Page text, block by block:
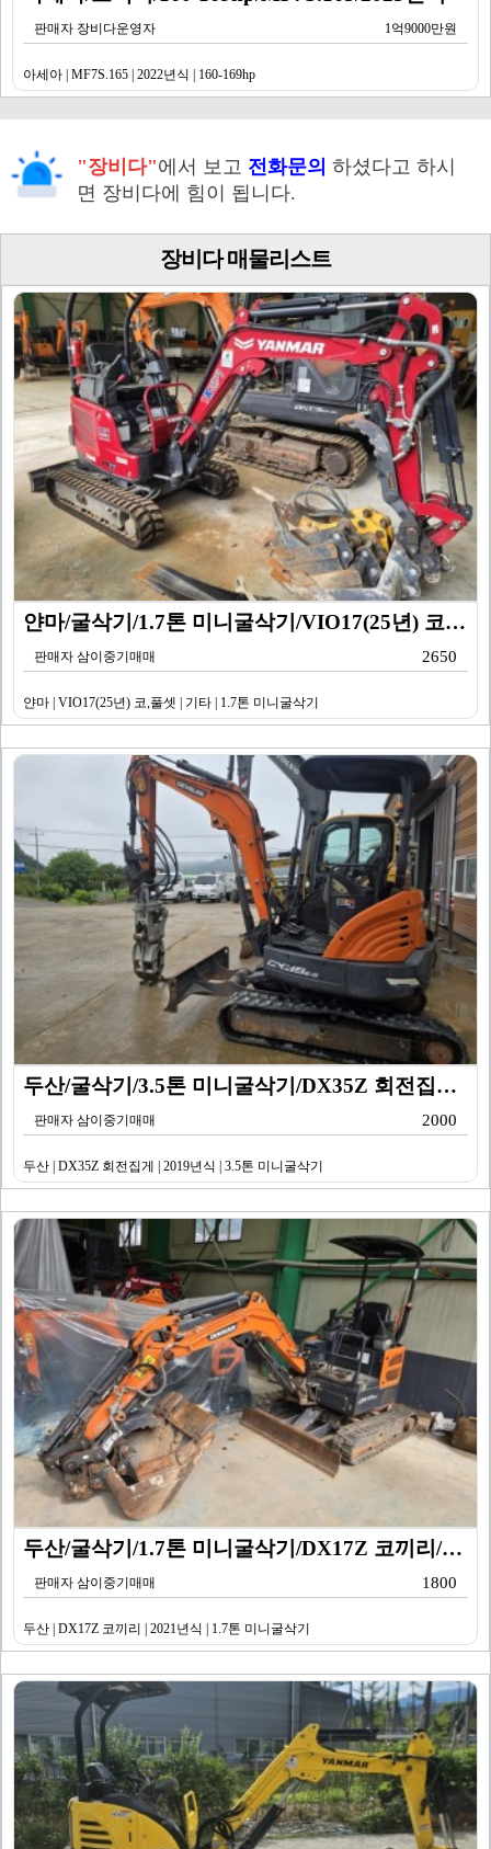
판매자 장비다운영자 1억9000만원
아세아 | MF7S.165 | 2022년식 | 160-169hp
"장비다"에서 보고 전화문의 하셨다고 하시
면 장비다에 힘이 됩니다.
장비다 매물리스트
얀마/굴삭기/1.7톤 미니굴삭기/VIO17(25년) 코…
판매자 삼이중기매매 2650
얀마 | VIO17(25년) 코,풀셋 | 기타 | 1.7톤 미니굴삭기
두산/굴삭기/3.5톤 미니굴삭기/DX35Z 회전집게/2…
판매자 삼이중기매매 2000
두산 | DX35Z 회전집게 | 2019년식 | 3.5톤 미니굴삭기
두산/굴삭기/1.7톤 미니굴삭기/DX17Z 코끼리/20…
판매자 삼이중기매매 1800
두산 | DX17Z 코끼리 | 2021년식 | 1.7톤 미니굴삭기